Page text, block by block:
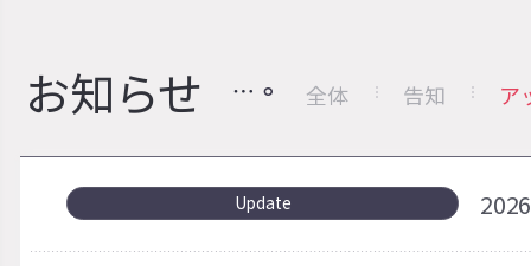
お知らせ 全体 告知 ア
Update